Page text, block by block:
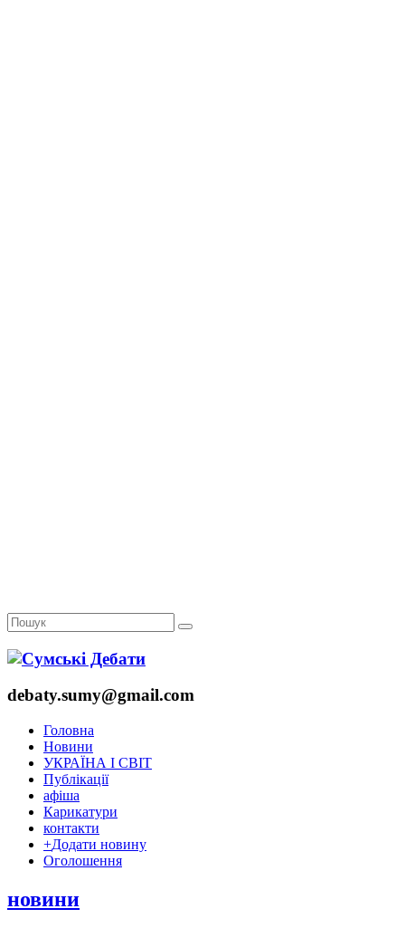
debaty.sumy@gmail.com
Головна
Новини
УКРАЇНА І СВІТ
Публікації
афіша
Карикатури
контакти
+Додати новину
Оголошення
новини